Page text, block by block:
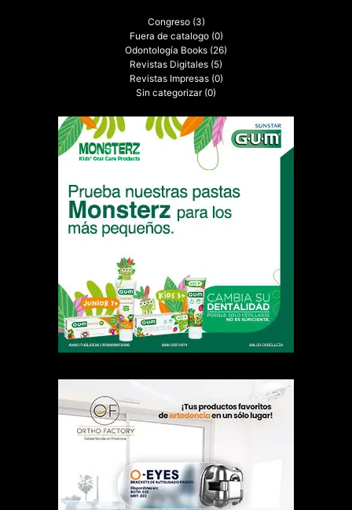
Congreso (3)
Fuera de catalogo (0)
Odontología Books (26)
Revistas Digitales (5)
Revistas Impresas (0)
Sin categorizar (0)